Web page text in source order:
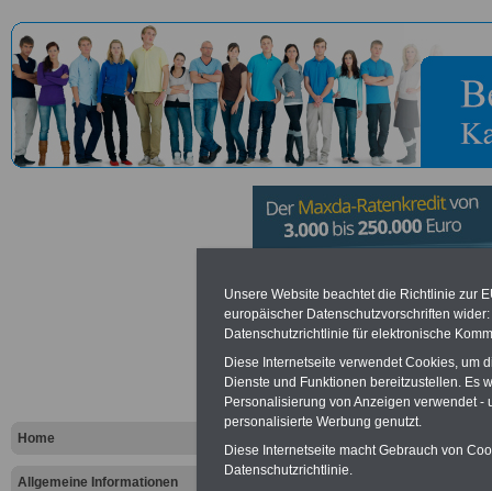
Home
Allgemeine Informationen
Deutsche
München
Vorteile für den öffentlichen
Vergleichen und sparen
Unsere Website beachtet die Richtlinie zur
europäischer Datenschutzvorschriften
Datenschutzrichtlinie für elektronische
Diese Internetseite verwendet Cookies, um
Dienste und Funktionen bereitzustellen. Es
Personalisierung von Anzeigen verwendet
personalisierte Werbung genutzt.
Diese Internetseite macht Gebrauch von
Datenschutzrichtlinie.